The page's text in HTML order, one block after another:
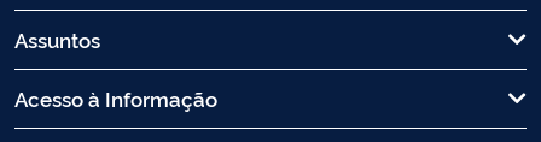
Assuntos
Acesso à Informação